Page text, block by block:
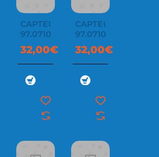
CAPTEUR
97.07100.90
32,00€
CAPTEUR
97.07100.90/1
32,00€